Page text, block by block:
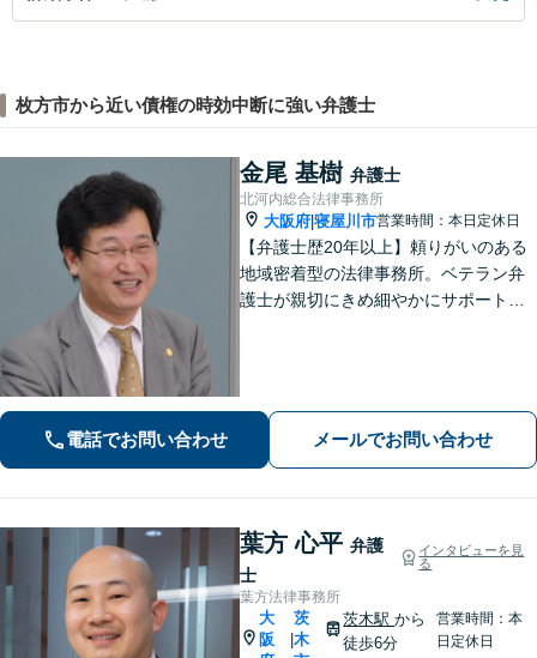
枚方市から近い債権の時効中断に強い弁護士
金尾 基樹 弁護士
北河内総合法律事務所
大阪府 寝屋川市営業時間：本日定休日
【弁護士歴20年以上】頼りがいのある
地域密着型の法律事務所。ベテラン弁
護士が親切にきめ細やかにサポートし
電話でお問い合わせ メールでお問い合わせ
葉方 心平 弁護
士
インタビューを見
る
葉方法律事務所
大
阪
茨
木
茨木駅から
徒歩6分
営業時間：本
日定休日